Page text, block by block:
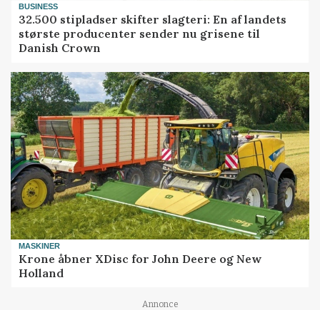
BUSINESS
32.500 stipladser skifter slagteri: En af landets
største producenter sender nu grisene til
Danish Crown
MASKINER
Krone åbner XDisc for John Deere og New
Holland
Annonce